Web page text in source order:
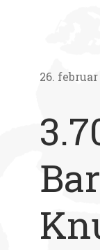
26. februar